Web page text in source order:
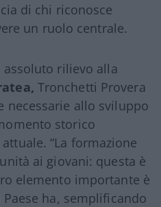
di chi riconosce
un ruolo centrale.
rilievo alla
Tronchetti Provera
necessarie allo sviluppo
storico
“La formazione
ai giovani: questa è
elemento importante è
ha, semplificando